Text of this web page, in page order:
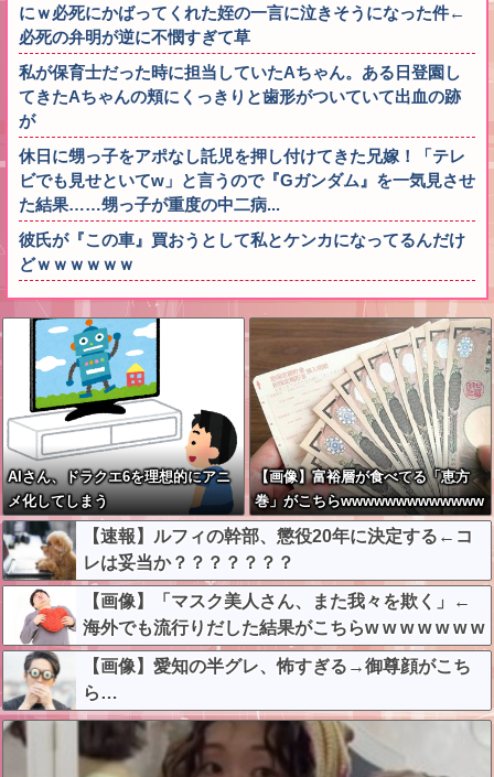
にｗ必死にかばってくれた姪の一言に泣きそうになった件←
必死の弁明が逆に不憫すぎて草
私が保育士だった時に担当していたAちゃん。ある日登園し
てきたAちゃんの頬にくっきりと歯形がついていて出血の跡
が
休日に甥っ子をアポなし託児を押し付けてきた兄嫁！「テレ
ビでも見せといてw」と言うので『Gガンダム』を一気見させ
た結果……甥っ子が重度の中二病...
彼氏が『この車』買おうとして私とケンカになってるんだけ
どｗｗｗｗｗｗ
AIさん、ドラクエ6を理想的にアニ
メ化してしまう
【画像】富裕層が食べてる「恵方
巻」がこちらwwwwwwwwwwwww
【速報】ルフィの幹部、懲役20年に決定する←コ
レは妥当か？？？？？？？
【画像】「マスク美人さん、また我々を欺く」←
海外でも流行りだした結果がこちらw w w w w w w
【画像】愛知の半グレ、怖すぎる→御尊顔がこち
ら…